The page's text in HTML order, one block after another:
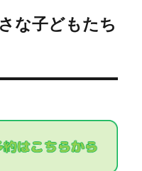
な子どもたち